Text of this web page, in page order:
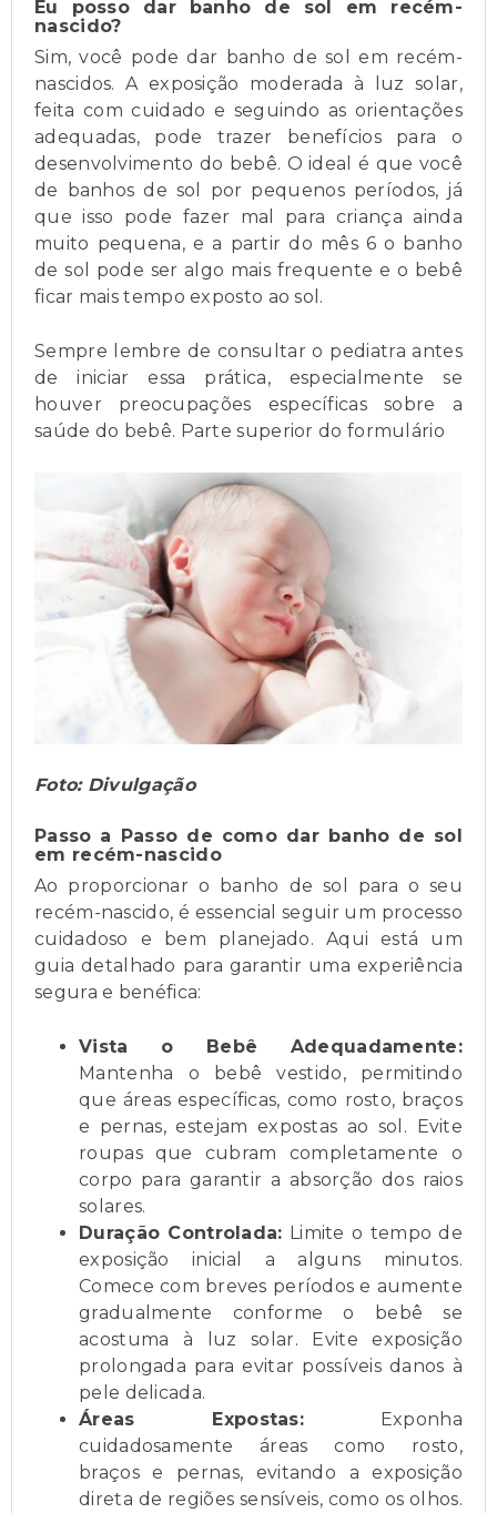
Eu posso dar banho de sol em recém-
nascido?
Sim, você pode dar banho de sol em recém-
nascidos. A exposição moderada à luz solar,
feita com cuidado e seguindo as orientações
adequadas, pode trazer benefícios para o
desenvolvimento do bebê. O ideal é que você
de banhos de sol por pequenos períodos, já
que isso pode fazer mal para criança ainda
muito pequena, e a partir do mês 6 o banho
de sol pode ser algo mais frequente e o bebê
ficar mais tempo exposto ao sol.
Sempre lembre de consultar o pediatra antes
de iniciar essa prática, especialmente se
houver preocupações específicas sobre a
saúde do bebê. Parte superior do formulário
Foto: Divulgação
Passo a Passo de como dar banho de sol
em recém-nascido
Ao proporcionar o banho de sol para o seu
recém-nascido, é essencial seguir um processo
cuidadoso e bem planejado. Aqui está um
guia detalhado para garantir uma experiência
segura e benéfica:
Vista o Bebê Adequadamente:
Mantenha o bebê vestido, permitindo
que áreas específicas, como rosto, braços
e pernas, estejam expostas ao sol. Evite
roupas que cubram completamente o
corpo para garantir a absorção dos raios
solares.
Duração Controlada: Limite o tempo de
exposição inicial a alguns minutos.
Comece com breves períodos e aumente
gradualmente conforme o bebê se
acostuma à luz solar. Evite exposição
prolongada para evitar possíveis danos à
pele delicada.
Áreas Expostas: Exponha
cuidadosamente áreas como rosto,
braços e pernas, evitando a exposição
direta de regiões sensíveis, como os olhos.